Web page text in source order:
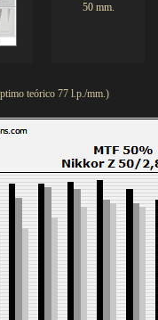
50 mm.
teórico 77 l.p./mm.)